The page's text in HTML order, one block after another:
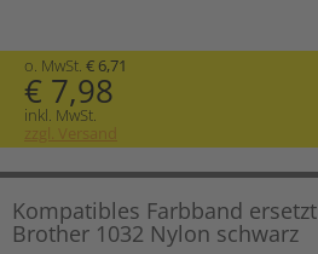
o. MwSt. € 6,71
€ 7,98
inkl. MwSt.
zzgl. Versand
Kompatibles Farbband ersetzt
Brother 1032 Nylon schwarz